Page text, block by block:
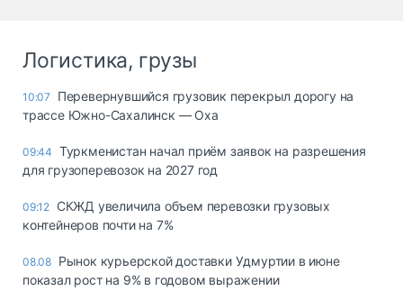
Логистика, грузы
10:07
Перевернувшийся грузовик перекрыл дорогу на
трассе Южно-Сахалинск — Оха
09:44 Туркменистан начал приём заявок на разрешения
для грузоперевозок на 2027 год
09:12 СКЖД увеличила объем перевозки грузовых
контейнеров почти на 7%
08.08 Рынок курьерской доставки Удмуртии в июне
показал рост на 9% в годовом выражении